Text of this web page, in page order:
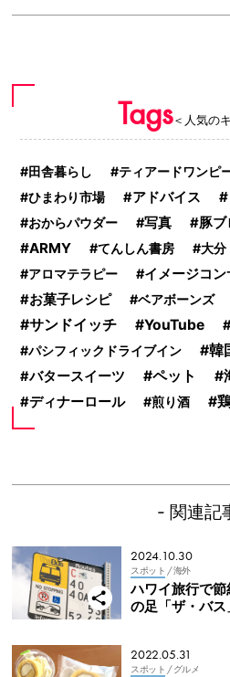
Tags＜人気の
田舎暮らし ティアードワンピ
ひまわり市場
アドバイス
おからパウダー 写真 豚
ARMY てんしん書房 大分
アロマテラピー
イメージコン
お菓子レシピ
ベアボーンズ
サンドイッチ YouTube
パシフィックドライブイン 韓
バタースイーツ ペット
ディナーロール 煎り酒
- 関連記
2024.10.30
スポット / 海外
ハワイ旅行で
の足「ザ・バ
2022.05.31
スポット / グルメ